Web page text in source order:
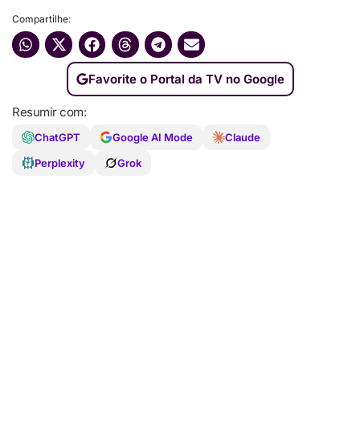
Compartilhe:
Favorite o Portal da TV no Google
Resumir com:
ChatGPT Google AI Mode
Claude
Perplexity
Grok